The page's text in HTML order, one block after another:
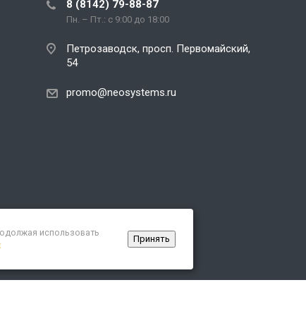
8 (8142) 79-88-87
Пн. – Пт.: с 9:00 до 18:00
Петрозаводск, просп. Первомайский,
54
promo@neosystems.ru
использовать
Принять